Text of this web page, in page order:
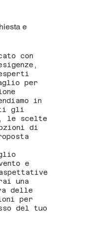
e
con
per
in
gli
le scelte
di
e
una
delle
per
del tuo